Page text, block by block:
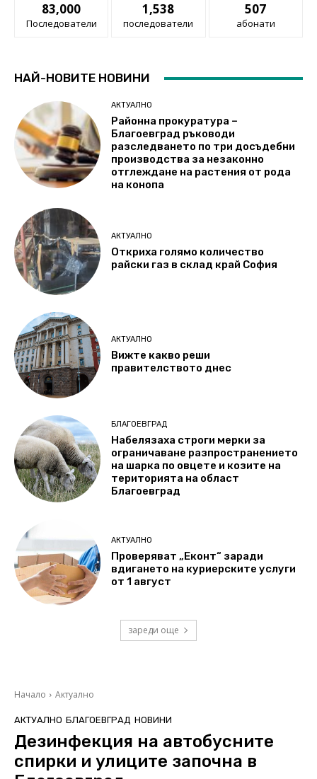
83,000
Последователи
1,538
последователи
507
абонати
НАЙ-НОВИТЕ НОВИНИ
АКТУАЛНО
Районна прокуратура –
Благоевград ръководи
разследването по три досъдебни
производства за незаконно
отглеждане на растения от рода
на конопа
АКТУАЛНО
Откриха голямо количество
райски газ в склад край София
АКТУАЛНО
Вижте какво реши
правителството днес
БЛАГОЕВГРАД
Набелязаха строги мерки за
ограничаване разпространението
на шарка по овцете и козите на
територията на област
Благоевград
АКТУАЛНО
Проверяват „Еконт“ заради
вдигането на куриерските услуги
от 1 август
зареди още